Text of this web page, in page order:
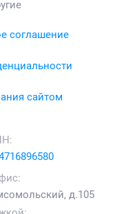
соглашение
сайтом
д.105